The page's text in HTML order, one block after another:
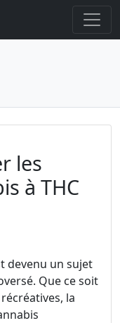
les
à THC
devenu un sujet
Que ce soit
la